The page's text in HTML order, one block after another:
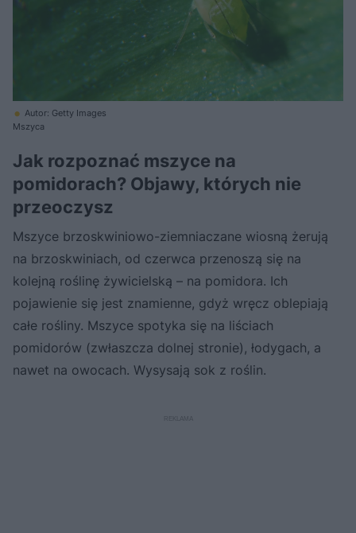
Autor: Getty Images
Mszyca
Jak rozpoznać mszyce na
pomidorach? Objawy, których nie
przeoczysz
Mszyce brzoskwiniowo-ziemniaczane wiosną żerują
na brzoskwiniach, od czerwca przenoszą się na
kolejną roślinę żywicielską – na pomidora. Ich
pojawienie się jest znamienne, gdyż wręcz oblepiają
całe rośliny. Mszyce spotyka się na liściach
pomidorów (zwłaszcza dolnej stronie), łodygach, a
nawet na owocach. Wysysają sok z roślin.